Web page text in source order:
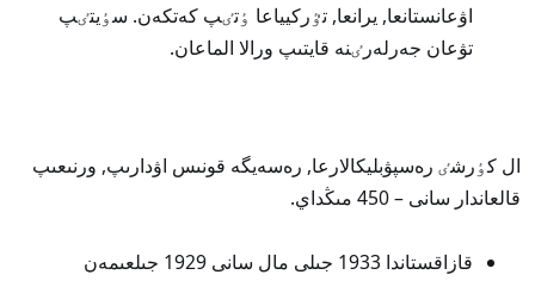
اۋعانستانعا, يرانعا, تٷركيياعا ٶتٸپ كەتكەن. سٶيتٸپ
تۋعان جەرلەرٸنە قايتىپ ورالا الماعان.
ال كٶرشٸ رەسپۋبليكالارعا, رەسەيگە قونىس اۋدارىپ, ورنىعىپ
قالعاندار سانى – 450 مىڭداي.
قازاقستاندا 1933 جىلى مال سانى 1929 جىلعىمەن